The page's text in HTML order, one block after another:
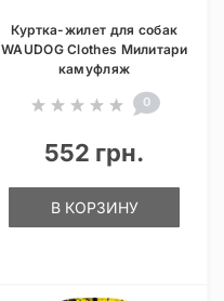
Куртка-жилет для собак
WAUDOG Clothes Милитари
камуфляж
0
552 грн.
В КОРЗИНУ